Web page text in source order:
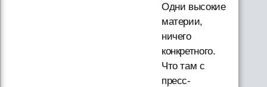
Одни высокие
материи,
ничего
конкретного.
Что там с
пресс-